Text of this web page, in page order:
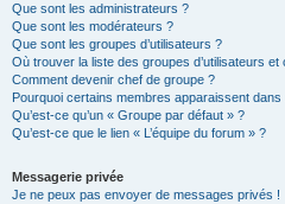
Que sont les administrateurs ?
Que sont les modérateurs ?
Que sont les groupes d’utilisateurs ?
Où trouver la liste des groupes d’utilisateurs
Comment devenir chef de groupe ?
Pourquoi certains membres apparaissent
Qu’est-ce qu’un « Groupe par défaut » ?
Qu’est-ce que le lien « L’équipe du forum » ?
Messagerie privée
Je ne peux pas envoyer de messages privés !